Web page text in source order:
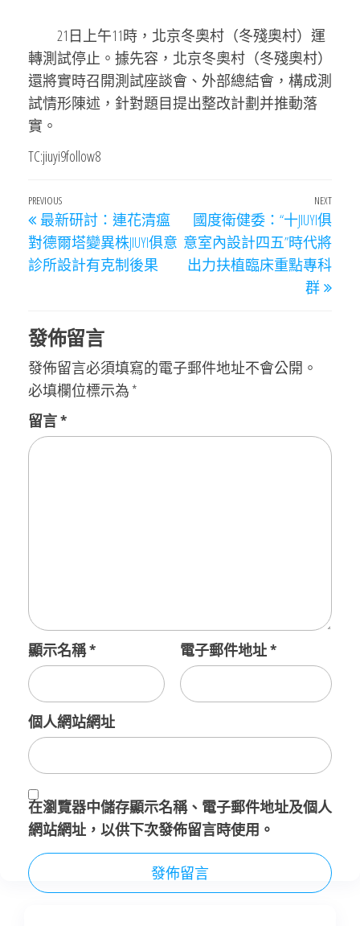
21日上午11時，北京冬奧村（冬殘奧村）運
轉測試停止。據先容，北京冬奧村（冬殘奧村）
還將實時召開測試座談會、外部總結會，構成測
試情形陳述，針對題目提出整改計劃并推動落
實。
TC:jiuyi9follow8
文
章
導
Previous
Post
PREVIOUS
最新研討：連花清瘟
對德爾塔變異株JIUYI俱意
診所設計有克制後果
Next
Post
NEXT
國度衛健委：“十JIUYI俱
意室內設計四五”時代將
出力扶植臨床重點專科
群
發佈留言
發佈留言必須填寫的電子郵件地址不會公開。
必填欄位標示為 *
留言*
顯示名稱* 電子郵件地址*
個人網站網址
在瀏覽器中儲存顯示名稱、電子郵件地址及個人
網站網址，以供下次發佈留言時使用。